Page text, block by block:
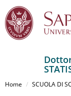
alHome SCUOLA DI